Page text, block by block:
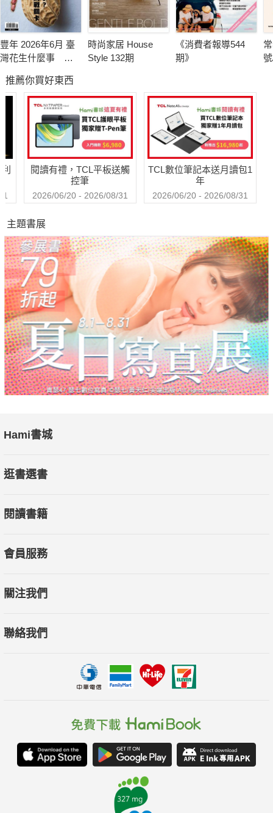
豐年 2026年6月 臺
灣花生什麼事 轉
時尚家居 House
Style 132期
《消費者報導544
期》
推薦你買好東西
閱讀有禮，TCL平板送觸
控筆
2026/06/20 - 2026/08/31
TCL數位筆記本送月讀包1
年
2026/06/20 - 2026/08/31
主題書展
Hami書城
逛書選書
閱讀書籍
會員服務
關注我們
聯絡我們